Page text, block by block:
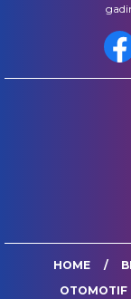
HOME
OTOMOTIF